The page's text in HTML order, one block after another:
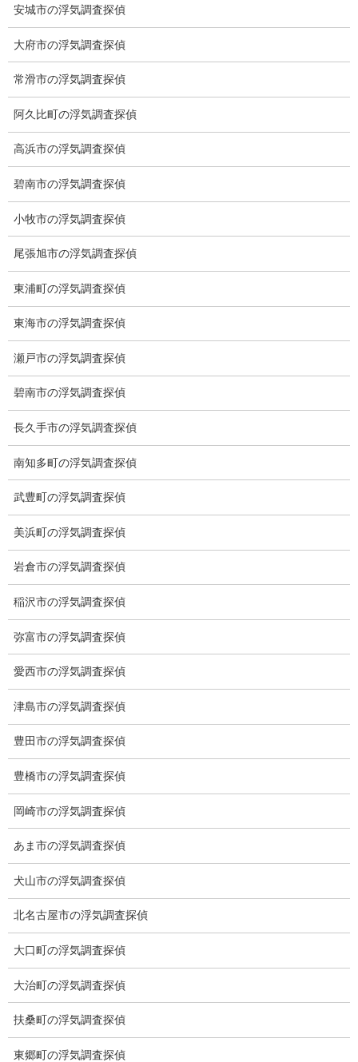
Toshin.Sakuraビル 10F
愛知県名古屋市中区新栄2丁目41-11
ベストビル6B
愛知県公安委員会 第54250033号
【出張面談いたします】
愛知県内でご面談場所のご要望がございましたら、お申し付けく
ださい。
お願いいたします。
ブログ (496)
お知らせ (1)
トップ
ご挨拶
システム
クーリング・オフ
ワンストップサービス
アフターフォロー
ミライリサーチのお約束
安城市の浮気調査探偵
大府市の浮気調査探偵
常滑市の浮気調査探偵
阿久比町の浮気調査探偵
高浜市の浮気調査探偵
碧南市の浮気調査探偵
小牧市の浮気調査探偵
尾張旭市の浮気調査探偵
東浦町の浮気調査探偵
東海市の浮気調査探偵
瀬戸市の浮気調査探偵
碧南市の浮気調査探偵
長久手市の浮気調査探偵
南知多町の浮気調査探偵
武豊町の浮気調査探偵
美浜町の浮気調査探偵
岩倉市の浮気調査探偵
稲沢市の浮気調査探偵
弥富市の浮気調査探偵
愛西市の浮気調査探偵
津島市の浮気調査探偵
豊田市の浮気調査探偵
豊橋市の浮気調査探偵
岡崎市の浮気調査探偵
あま市の浮気調査探偵
犬山市の浮気調査探偵
北名古屋市の浮気調査探偵
大口町の浮気調査探偵
大治町の浮気調査探偵
扶桑町の浮気調査探偵
東郷町の浮気調査探偵